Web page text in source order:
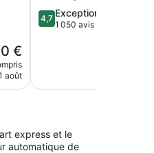
€
août
4.7
sur
4,7 Exceptionnel
1 050 avis
express et le
automatique de